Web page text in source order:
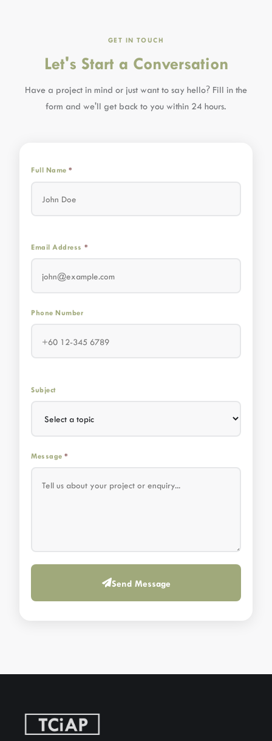
GET IN TOUCH
Let's Start a Conversation
Have a project in mind or just want to say hello? Fill in the
form and we'll get back to you within 24 hours.
Full Name*
Email Address *
Phone Number
Subject
Message*
Send Message